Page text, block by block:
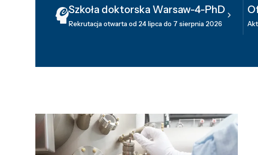
Szkoła doktorska Warsaw-4-PhD
Rekrutacja otwarta od 24 lipca do 7 sierpnia 2026